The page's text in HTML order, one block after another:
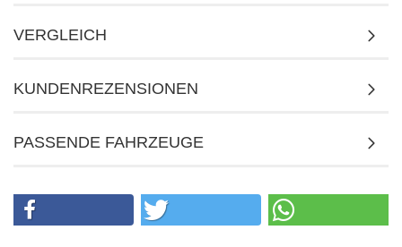
VERGLEICH
KUNDENREZENSIONEN
PASSENDE FAHRZEUGE